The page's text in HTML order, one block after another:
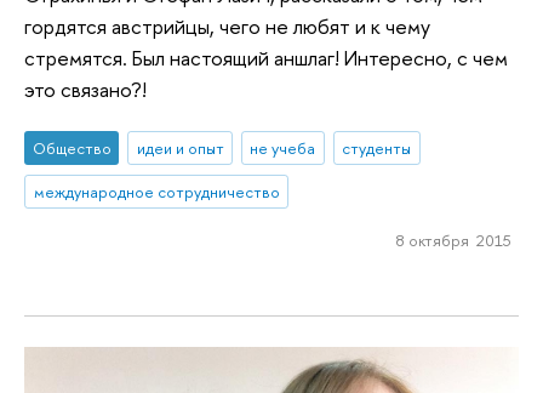
гордятся австрийцы, чего не любят и к чему
стремятся. Был настоящий аншлаг! Интересно, с чем
это связано?!
Общество идеи и опыт не учеба
студенты
международное сотрудничество
8 октября 2015